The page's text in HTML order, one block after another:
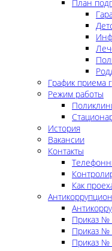
План
График приема
Режим работы
История
Вакансии
Контакты
Как
Приказ №
Приказ №
Приказ №